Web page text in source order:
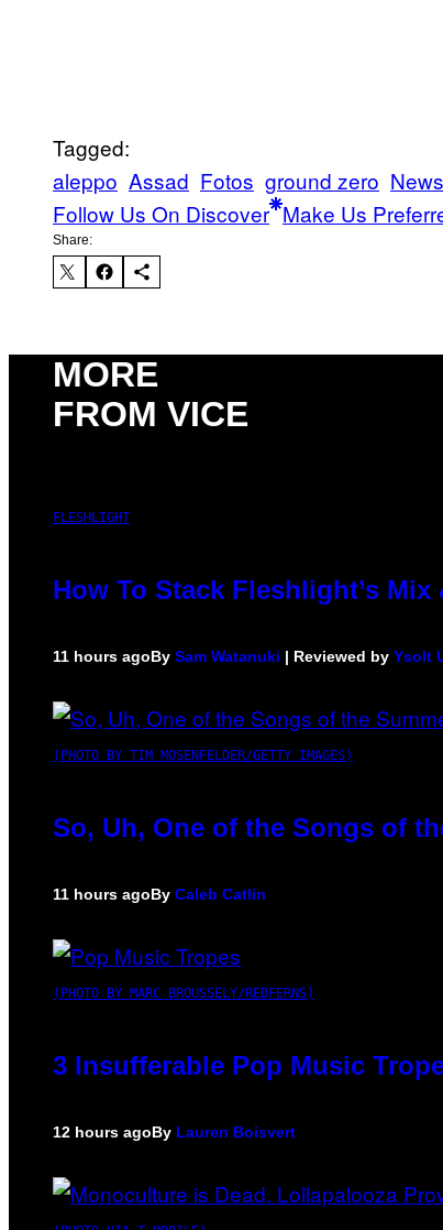
Tagged:
aleppo Assad Fotos ground zero News
Follow Us On Discover Make Us
Share:
MORE
FROM VICE
FLESHLIGHT
How To Stack Fleshlight’s
11 hours agoBy Sam Watanuki | Reviewed by Ysolt
(PHOTO BY TIM MOSENFELDER/GETTY IMAGES)
So, Uh, One of the Songs of
11 hours agoBy Caleb Catlin
(PHOTO BY MARC BROUSSELY/REDFERNS)
3 Insufferable Pop Music
12 hours agoBy Lauren Boisvert